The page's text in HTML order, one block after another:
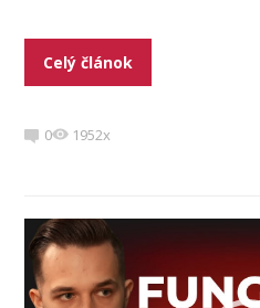
Celý článok
0 1952x
Video
prehrávač